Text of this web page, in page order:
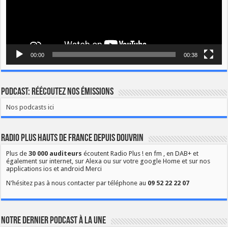
00:00 00:38
Podcast: Réécoutez nos émissions
Nos podcasts ici
Radio Plus Hauts de France depuis Douvrin
Plus de30 000 auditeurs écoutent Radio Plus ! en fm , en DAB+ et
également sur internet, sur Alexa ou sur votre google Home et sur nos
applications ios et android Merci
N'hésitez pas à nous contacter par téléphone au 09 52 22 22 07
Notre dernier podcast à la une